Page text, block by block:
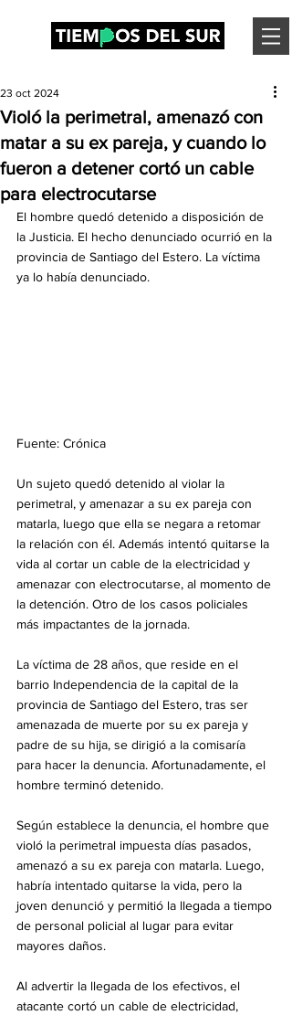
Violó la perimetral, amenazó con
matar a su ex pareja, y cuando lo
fueron a detener cortó un cable
para electrocutarse
23 oct 2024
El hombre quedó detenido a disposición de
la Justicia. El hecho denunciado ocurrió en la
provincia de Santiago del Estero. La víctima
ya lo había denunciado.
Fuente: Crónica
Un sujeto quedó detenido al violar la
perimetral, y amenazar a su ex pareja con
matarla, luego que ella se negara a retomar
la relación con él. Además intentó quitarse la
vida al cortar un cable de la electricidad y
amenazar con electrocutarse, al momento de
la detención. Otro de los casos policiales
más impactantes de la jornada.
La víctima de 28 años, que reside en el
barrio Independencia de la capital de la
provincia de Santiago del Estero, tras ser
amenazada de muerte por su ex pareja y
padre de su hija, se dirigió a la comisaría
para hacer la denuncia. Afortunadamente, el
hombre terminó detenido.
Según establece la denuncia, el hombre que
violó la perimetral impuesta días pasados,
amenazó a su ex pareja con matarla. Luego,
habría intentado quitarse la vida, pero la
joven denunció y permitió la llegada a tiempo
de personal policial al lugar para evitar
mayores daños.
Al advertir la llegada de los efectivos, el
atacante cortó un cable de electricidad,